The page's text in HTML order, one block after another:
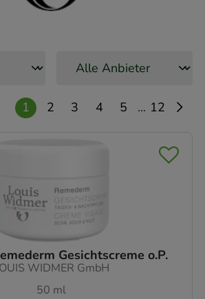
1 2 3 4 5 ... 12
Gesichtscreme o.P.
WIDMER GmbH
50 ml